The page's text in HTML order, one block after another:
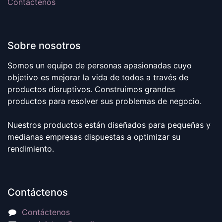
Sobre nosotros
Somos un equipo de personas apasionadas cuyo
objetivo es mejorar la vida de todos a través de
productos disruptivos. Construimos grandes
productos para resolver sus problemas de negocio.
Nuestros productos están diseñados para pequeñas y
medianas empresas dispuestas a optimizar su
rendimiento.
Contáctenos
Contáctenos